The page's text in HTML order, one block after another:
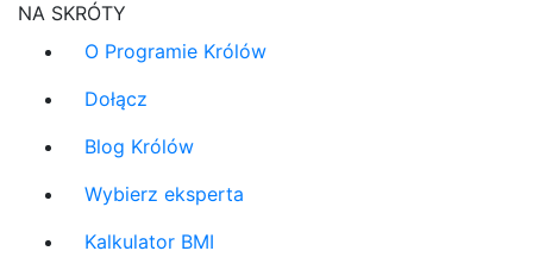
NA SKRÓTY
O Programie Królów
Dołącz
Blog Królów
Wybierz eksperta
Kalkulator BMI